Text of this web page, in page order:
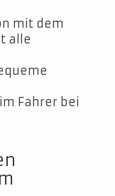
mit dem
alle
Fahrer bei